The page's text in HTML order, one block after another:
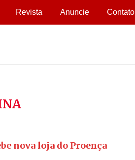
Revista Anuncie Contato
nova loja do Proença